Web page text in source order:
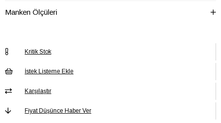
Yıkadığınız ürünü ütülemeden ölçüm yapmayınız.
Astar Durumu
Tekniği
Boy
Manken Ölçüleri
Kritik Stok
İstek Listeme Ekle
Karşılaştır
Fiyat Düşünce Haber Ver